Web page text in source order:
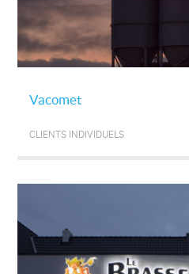
Vacomet
CLIENTS INDIVIDUELS